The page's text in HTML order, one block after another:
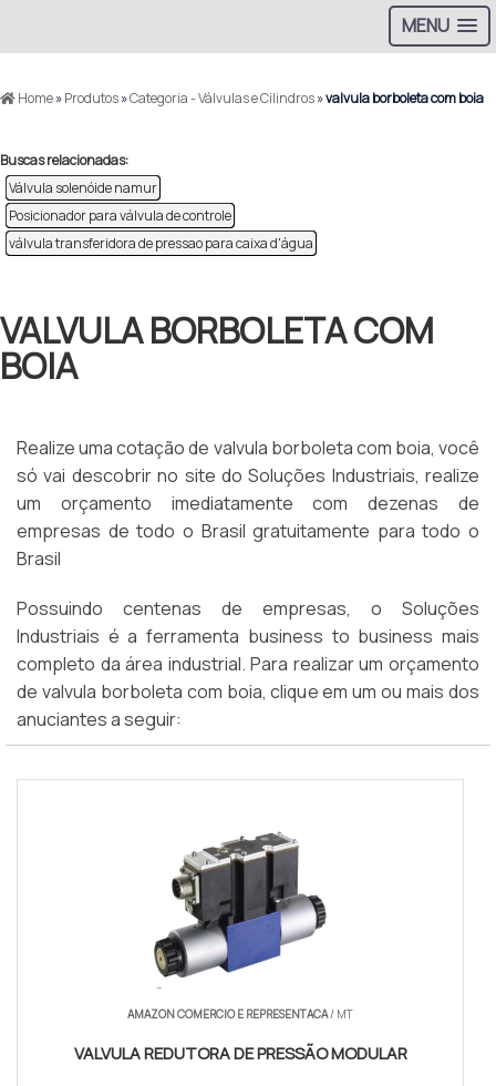
MENU
Home»Produtos»Categoria - Válvulas e Cilindros»valvula borboleta com boia
Buscas relacionadas:
Válvula solenóide namur
Posicionador para válvula de controle
válvula transferidora de pressao para caixa d'água
VALVULA BORBOLETA COM
BOIA
Realize uma cotação de valvula borboleta com boia, você
só vai descobrir no site do Soluções Industriais, realize
um orçamento imediatamente com dezenas de
empresas de todo o Brasil gratuitamente para todo o
Brasil
Possuindo centenas de empresas, o Soluções
Industriais é a ferramenta business to business mais
completo da área industrial. Para realizar um orçamento
de valvula borboleta com boia, clique em um ou mais dos
anuciantes a seguir:
AMAZON COMERCIO E REPRESENTACA/ MT
VALVULA REDUTORA DE PRESSÃO MODULAR